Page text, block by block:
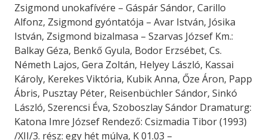
Zsigmond unokafívére – Gáspár Sándor, Carillo
Alfonz, Zsigmond gyóntatója – Avar István, Jósika
István, Zsigmond bizalmasa – Szarvas József Km.:
Balkay Géza, Benkő Gyula, Bodor Erzsébet, Cs.
Németh Lajos, Gera Zoltán, Helyey László, Kassai
Károly, Kerekes Viktória, Kubik Anna, Őze Áron, Papp
Ábris, Pusztay Péter, Reisenbüchler Sándor, Sinkó
László, Szerencsi Éva, Szoboszlay Sándor Dramaturg:
Katona Imre József Rendező: Csizmadia Tibor (1993)
/XII/3. rész: egy hét múlva, K 01.03 –